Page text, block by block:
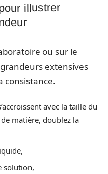
illustrer
ou sur le
extensives
consistance.
avec la taille du
matière, doublez la
solution,